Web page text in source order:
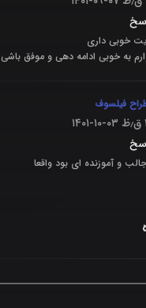
خوبی داری
به خوبی ادامه دهی و موفق باشی
فیلسوف
۱۴۰۱-۱۰-۰۳
و آموزنده ای بود واقعا